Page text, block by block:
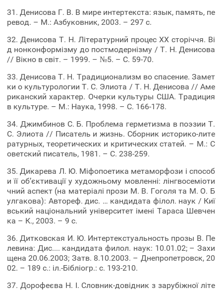
31. Денисова Г. В. В мире интертекста: язык, память, пе
ревод. – М.: Азбуковник, 2003. – 297 с.
32. Денисова Т. Н. Лiтературний процес ХХ сторiччя. Вi
д нонконформiзму до постмодернiзму / Т. Н. Денисова
// Вiкно в свiт. – 1999. – №5. – С. 59-70.
33. Денисова Т. Н. Традиционализм во спасение. Замет
ки о культурологии Т. С. Элиота / Т. Н. Денисова // Аме
риканский характер. Очерки культуры США. Традиция
в культуре. – М.: Наука, 1998. – C. 166-178.
34. Джимбинов С. Б. Проблема герметизма в поэзии Т.
С. Элиота // Писатель и жизнь. Сборник историко-лите
ратурных, теоретических и критических статей. – М.: С
оветский писатель, 1981. – С. 238-259.
35. Дикарева Л. Ю. Міфопоетика метаморфози і способ
и її об’єктивації у художньому мовленні: лінгвосеміоти
чний аспект (на матеріалі прози М. В. Гоголя та М. О. Б
улгакова): Автореф. дис. … кандидата філол. наук / Киї
вський національний університет імені Тараса Шевчен
ка – К., 2003. – 9 с.
36. Дитковская И. Ю. Интертекстуальность прозы В. Пе
левина: Дис.... кандидата филол. наук: 10.01.02; – Захи
щена 20.06.2003; Затв. 8.10.2003. – Днепропетровск, 20
02. – 189 с.: іл.-Бібліогр.: с. 193-210.
37. Дорофеєва H. I. Словник-довідник з зарубіжної літе